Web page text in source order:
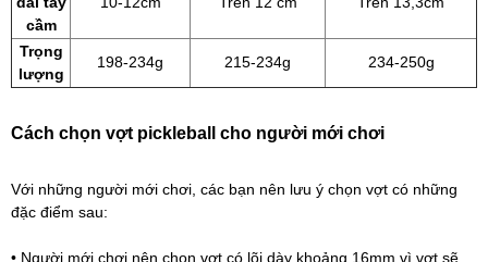
cầm
Trọng
lượng
198-234g 215-234g 234-250g
Cách chọn vợt pickleball cho người mới chơi
Với những người mới chơi, các bạn nên lưu ý chọn vợt có những
đặc điểm sau:
• Người mới chơi nên chọn vợt có lõi dày khoảng 16mm vì vợt sẽ